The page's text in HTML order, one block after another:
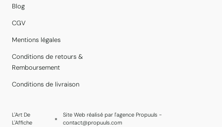
Blog
CGV
Mentions légales
Conditions de retours &
Remboursement
Conditions de livraison
L'Art De
L'Affiche
Site Web réalisé par l'agence Propuuls -
contact@propuuls.com